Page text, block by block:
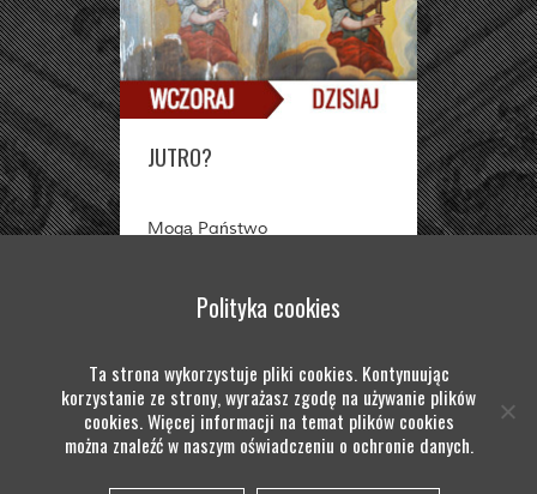
JUTRO?
Mogą Państwo
jako donator lub patron
TWOJA DAROWIZNA
Polityka cookies
Ta strona wykorzystuje pliki cookies. Kontynuując
korzystanie ze strony, wyrażasz zgodę na używanie plików
cookies. Więcej informacji na temat plików cookies
można znaleźć w naszym oświadczeniu o ochronie danych.